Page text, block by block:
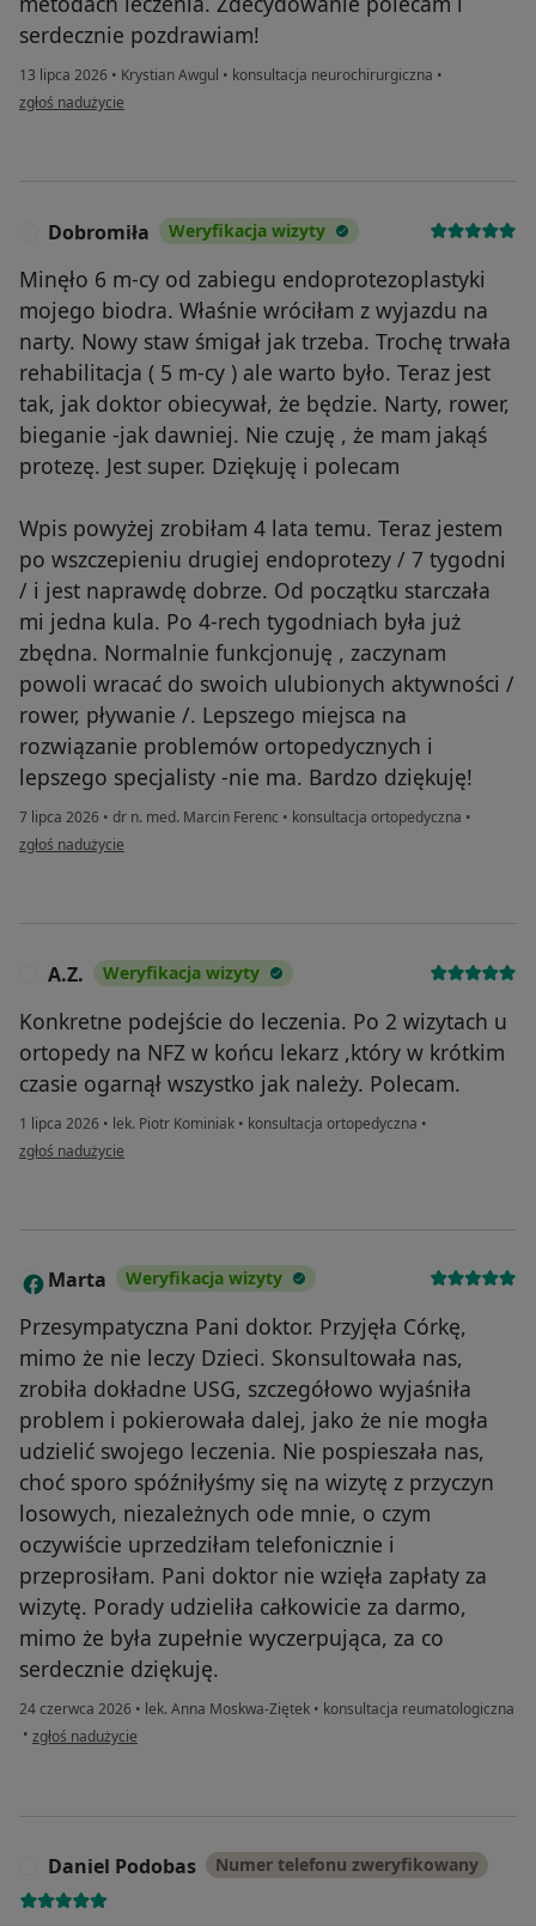
serdecznie pozdrawiam!
13 lipca 2026 • Krystian Awgul • konsultacja neurochirurgiczna •
w opinii użytkownika Agata B
zgłoś nadużycie
Dobromiła Weryfikacja wizyty
Minęło 6 m-cy od zabiegu endoprotezoplastyki
mojego biodra. Właśnie wróciłam z wyjazdu na
narty. Nowy staw śmigał jak trzeba. Trochę trwała
rehabilitacja ( 5 m-cy ) ale warto było. Teraz jest
tak, jak doktor obiecywał, że będzie. Narty, rower,
bieganie -jak dawniej. Nie czuję , że mam jakąś
protezę. Jest super. Dziękuję i polecam
Wpis powyżej zrobiłam 4 lata temu. Teraz jestem
po wszczepieniu drugiej endoprotezy / 7 tygodni
/ i jest naprawdę dobrze. Od początku starczała
mi jedna kula. Po 4-rech tygodniach była już
zbędna. Normalnie funkcjonuję , zaczynam
powoli wracać do swoich ulubionych aktywności /
rower, pływanie /. Lepszego miejsca na
rozwiązanie problemów ortopedycznych i
lepszego specjalisty -nie ma. Bardzo dziękuję!
7 lipca 2026 • dr n. med. Marcin Ferenc • konsultacja ortopedyczna •
w opinii użytkownika Dobromiła
zgłoś nadużycie
A.Z. Weryfikacja wizyty
Konkretne podejście do leczenia. Po 2 wizytach u
ortopedy na NFZ w końcu lekarz ,który w krótkim
czasie ogarnął wszystko jak należy. Polecam.
1 lipca 2026 • lek. Piotr Kominiak • konsultacja ortopedyczna •
w opinii użytkownika A.Z.
zgłoś nadużycie
M Marta Weryfikacja wizyty
Przesympatyczna Pani doktor. Przyjęła Córkę,
mimo że nie leczy Dzieci. Skonsultowała nas,
zrobiła dokładne USG, szczegółowo wyjaśniła
problem i pokierowała dalej, jako że nie mogła
udzielić swojego leczenia. Nie pospieszała nas,
choć sporo spóźniłyśmy się na wizytę z przyczyn
losowych, niezależnych ode mnie, o czym
oczywiście uprzedziłam telefonicznie i
przeprosiłam. Pani doktor nie wzięła zapłaty za
wizytę. Porady udzieliła całkowicie za darmo,
mimo że była zupełnie wyczerpująca, za co
serdecznie dziękuję.
24 czerwca 2026 • lek. Anna Moskwa-Ziętek • konsultacja reumatologiczna
• w opinii użytkownika Marta
zgłoś nadużycie
Daniel Podobas Numer telefonu zweryfikowany